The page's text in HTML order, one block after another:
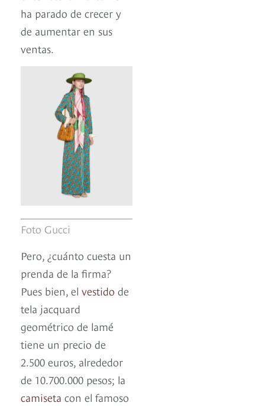
ha parado de crecer y
de aumentar en sus
ventas.
Foto Gucci
Pero, ¿cuánto cuesta un
prenda de la firma?
Pues bien, el vestido de
tela jacquard
geométrico de lamé
tiene un precio de
2.500 euros, alrededor
de 10.700.000 pesos; la
camiseta con el famoso